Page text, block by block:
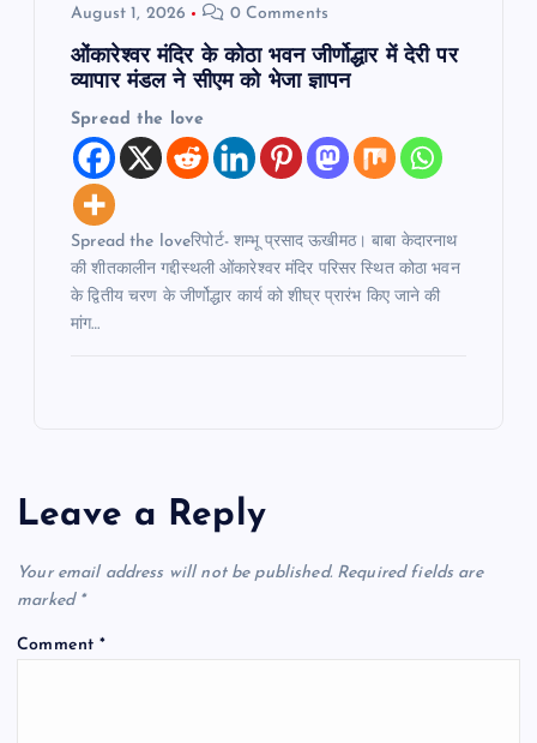
August 1, 2026 0 Comments
ओंकारेश्वर मंदिर के कोठा भवन जीर्णोद्धार में देरी पर
व्यापार मंडल ने सीएम को भेजा ज्ञापन
Spread the love
Spread the loveरिपोर्ट- शम्भू प्रसाद ऊखीमठ। बाबा केदारनाथ
की शीतकालीन गद्दीस्थली ओंकारेश्वर मंदिर परिसर स्थित कोठा भवन
के द्वितीय चरण के जीर्णोद्धार कार्य को शीघ्र प्रारंभ किए जाने की
मांग…
Leave a Reply
Your email address will not be published. Required fields are
marked *
Comment*